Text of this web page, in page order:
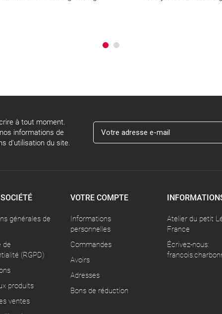
à tout moment.
informations de
d'utilisation du site.
générales de
de
(RGPD)
produits
ventes
VOTRE COMPTE
Informations
personnelles
Commandes
Avoirs
Adresses
Bons de réduction
Atelier du petit
France
Écrivez-nous: